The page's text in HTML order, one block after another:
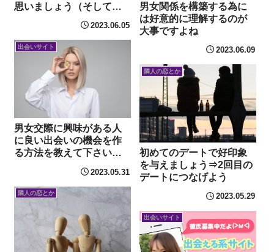
男女関係を構築する為に
は好意的に理解するのが
大事ですよね
2023.06.09
思いましょう（そして誘
ってみましょう）
2023.06.05
出会いサイト
男女交際に興味がある人
に良い出会いの機会を作
る方法を教えて下さい。
パソコンは得意です。
2023.05.31
隣人の恋とか
初めてのデートで好印象
を与えましょう⇒2回目の
デートにつなげよう
2023.05.29
隣人の恋とか
出会いサイト